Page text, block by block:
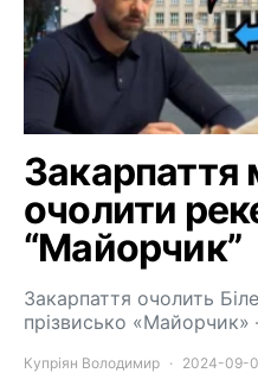
очолити
“Майорчик”
Закарпаття очолить
прізвисько «Майорчик»
Купріян Володимир 2024-09-